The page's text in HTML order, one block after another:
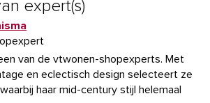
expert(s)
van de vtwonen-shopexperts. Met
en eclectisch design selecteert ze
haar mid-century stijl helemaal